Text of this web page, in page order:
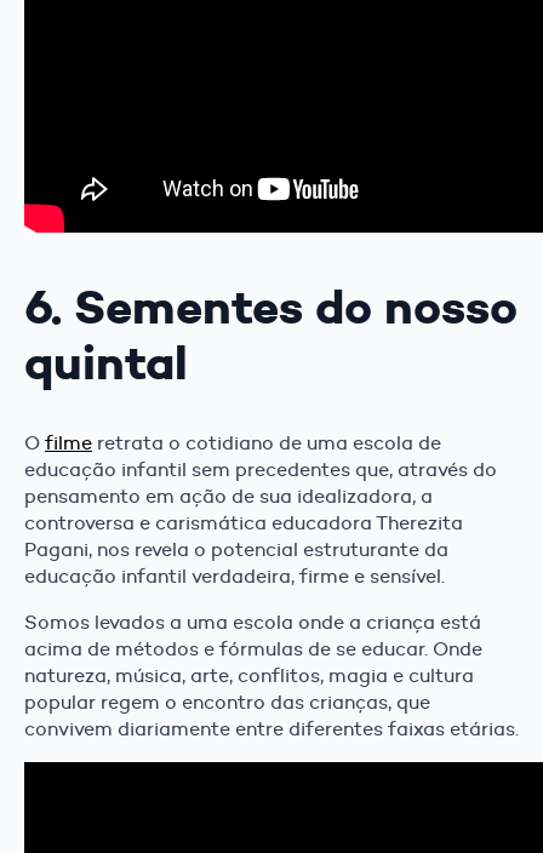
6. Sementes do nosso
quintal
O filme retrata o cotidiano de uma escola de
educação infantil sem precedentes que, através do
pensamento em ação de sua idealizadora, a
controversa e carismática educadora Therezita
Pagani, nos revela o potencial estruturante da
educação infantil verdadeira, firme e sensível.
Somos levados a uma escola onde a criança está
acima de métodos e fórmulas de se educar. Onde
natureza, música, arte, conflitos, magia e cultura
popular regem o encontro das crianças, que
convivem diariamente entre diferentes faixas etárias.